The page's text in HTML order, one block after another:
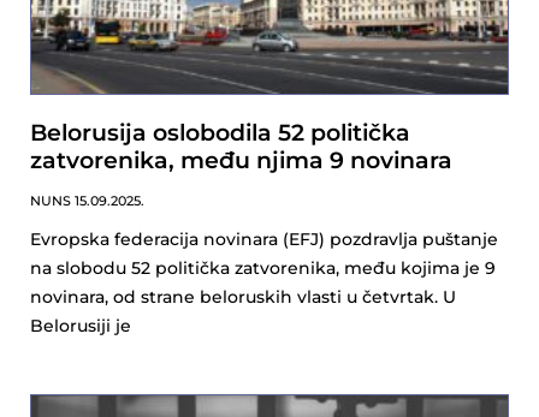
Belorusija oslobodila 52 politička
zatvorenika, među njima 9 novinara
NUNS 15.09.2025.
Evropska federacija novinara (EFJ) pozdravlja puštanje
na slobodu 52 politička zatvorenika, među kojima je 9
novinara, od strane beloruskih vlasti u četvrtak. U
Belorusiji je